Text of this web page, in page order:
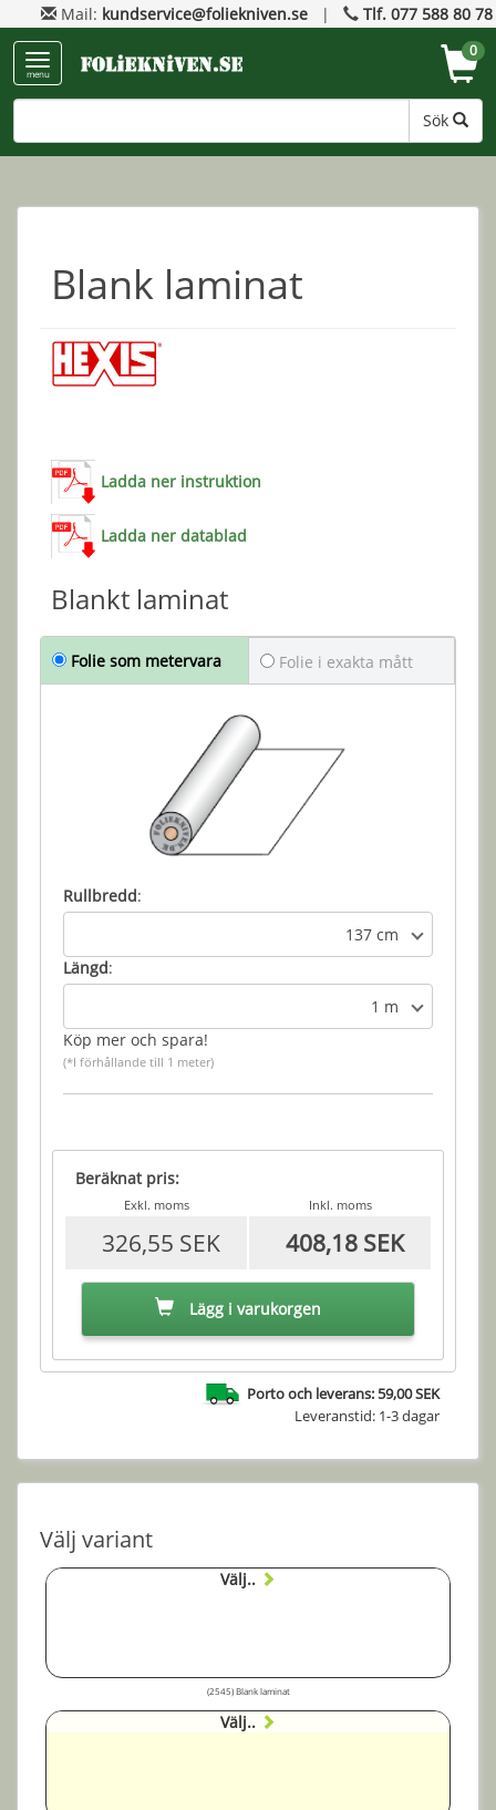
Mail: kundservice@foliekniven.se | Tlf. 077 588 80 78
menu
Sök
0
Blank laminat
Ladda ner instruktion
Ladda ner datablad
Blankt laminat
Folie som metervara Folie i exakta mått
Rullbredd:
137 cm
Längd:
1 m
Köp mer och spara!
(*I förhållande till 1 meter)
Beräknat pris:
Exkl. moms Inkl. moms
326,55 SEK 408,18 SEK
Lägg i varukorgen
Porto och leverans: 59,00 SEK
Leveranstid: 1-3 dagar
Välj variant
Välj..
(2545) Blank laminat
Välj..